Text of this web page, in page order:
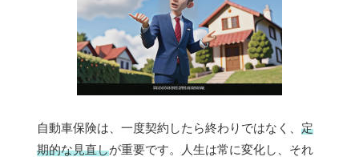
自動車保険は、一度契約したら終わりではなく、 定
期的な見直しが重要です。人生は常に変化し、それ